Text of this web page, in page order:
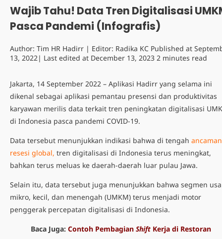
Wajib Tahu! Data Tren Digitalisasi
Pasca Pandemi (Infografis)
Author: Tim HR Hadirr | Editor: Radika KC Published at
13, 2022| Last edited at December 13, 2023 2 minutes read
Jakarta, 14 September 2022 – Aplikasi Hadirr yang selama ini
dikenal sebagai aplikasi pemantau presensi dan produktivitas
karyawan merilis data terkait tren peningkatan digitalisasi
di Indonesia pasca pandemi COVID-19.
Data tersebut menunjukkan indikasi bahwa di tengah ancaman
resesi global, tren digitalisasi di Indonesia terus meningkat,
bahkan terus meluas ke daerah-daerah luar pulau Jawa.
Selain itu, data tersebut juga menunjukkan bahwa segmen
mikro, kecil, dan menengah (UMKM) terus menjadi motor
penggerak percepatan digitalisasi di Indonesia.
Baca Juga: Contoh Pembagian Shift Kerja di Restoran